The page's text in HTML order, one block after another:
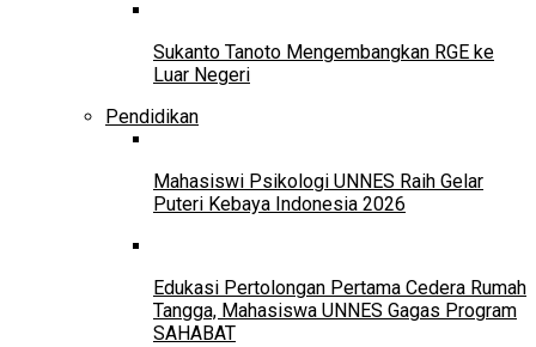
Sukanto Tanoto Mengembangkan RGE ke
Luar Negeri
Pendidikan
Mahasiswi Psikologi UNNES Raih Gelar
Puteri Kebaya Indonesia 2026
Edukasi Pertolongan Pertama Cedera Rumah
Tangga, Mahasiswa UNNES Gagas Program
SAHABAT